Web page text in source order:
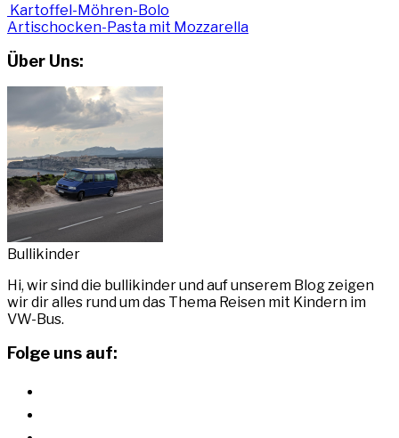
Kartoffel-Möhren-Bolo
Artischocken-Pasta mit Mozzarella
Über Uns:
Bullikinder
Hi, wir sind die bullikinder und auf unserem Blog zeigen
wir dir alles rund um das Thema Reisen mit Kindern im
VW-Bus.
Folge uns auf: